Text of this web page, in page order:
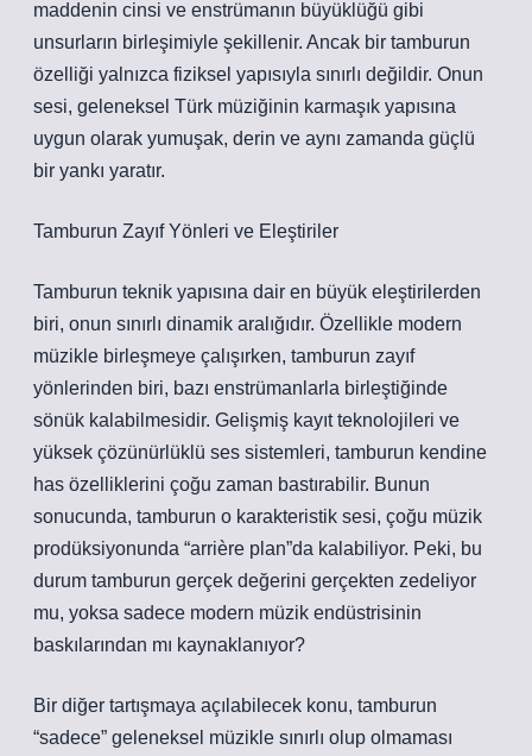
maddenin cinsi ve enstrümanın büyüklüğü gibi
unsurların birleşimiyle şekillenir. Ancak bir tamburun
özelliği yalnızca fiziksel yapısıyla sınırlı değildir. Onun
sesi, geleneksel Türk müziğinin karmaşık yapısına
uygun olarak yumuşak, derin ve aynı zamanda güçlü
bir yankı yaratır.
Tamburun Zayıf Yönleri ve Eleştiriler
Tamburun teknik yapısına dair en büyük eleştirilerden
biri, onun sınırlı dinamik aralığıdır. Özellikle modern
müzikle birleşmeye çalışırken, tamburun zayıf
yönlerinden biri, bazı enstrümanlarla birleştiğinde
sönük kalabilmesidir. Gelişmiş kayıt teknolojileri ve
yüksek çözünürlüklü ses sistemleri, tamburun kendine
has özelliklerini çoğu zaman bastırabilir. Bunun
sonucunda, tamburun o karakteristik sesi, çoğu müzik
prodüksiyonunda “arrière plan”da kalabiliyor. Peki, bu
durum tamburun gerçek değerini gerçekten zedeliyor
mu, yoksa sadece modern müzik endüstrisinin
baskılarından mı kaynaklanıyor?
Bir diğer tartışmaya açılabilecek konu, tamburun
“sadece” geleneksel müzikle sınırlı olup olmaması